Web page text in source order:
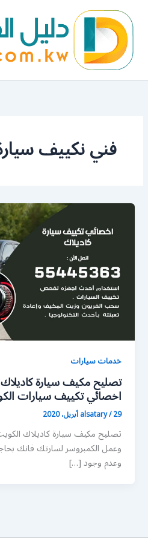
المحتوى
فني نكييف
خدمات سيارات
اخصائي تكييف سيارات
alsatary/29 أبريل، 2020
تصليح مكيف سيارة كاديلاك الكويت
وعمل الكمبروسر لسارتك فانك
وعدم وجود […]